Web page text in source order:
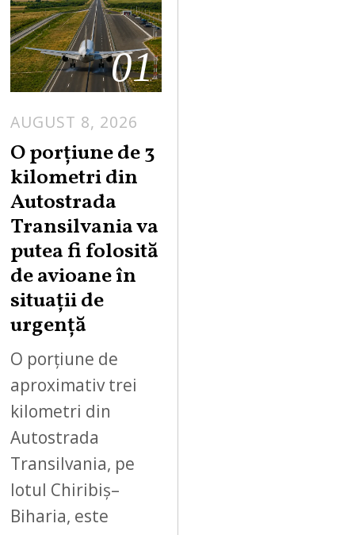
01
AUGUST 8, 2026
U
G
T
8
O porțiune de 3
kilometri din
Autostrada
Transilvania va
putea fi folosită
de avioane în
situații de
urgență
O porțiune de
aproximativ trei
kilometri din
Autostrada
Transilvania, pe
lotul Chiribiș–
Biharia, este